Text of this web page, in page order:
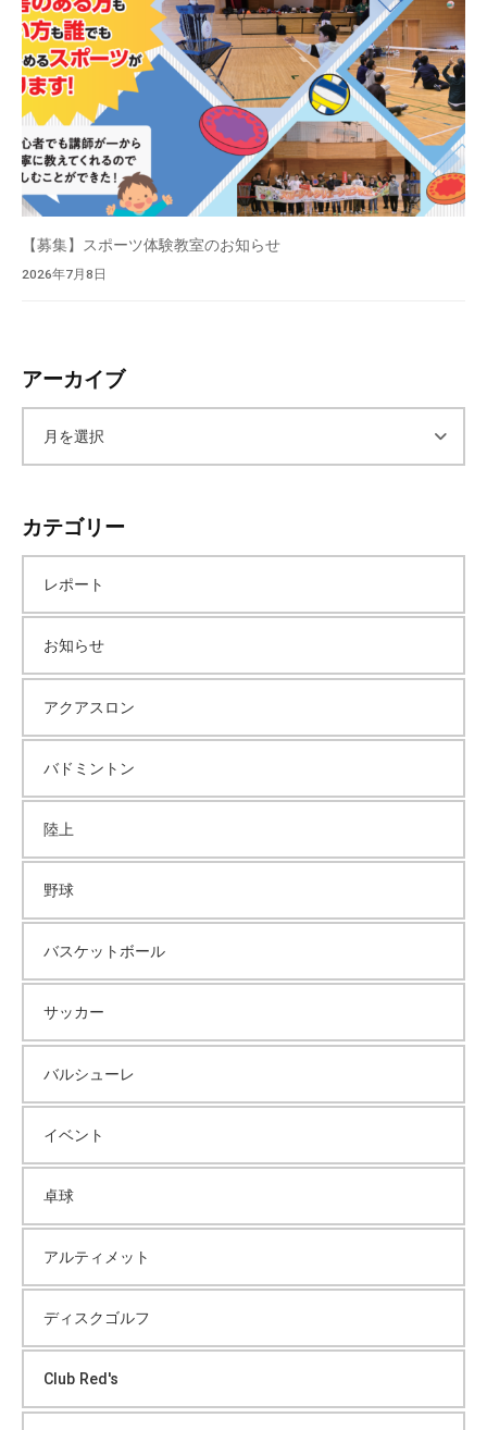
【募集】スポーツ体験教室のお知らせ
2026年7月8日
アーカイブ
カ
イ
ブ
カテゴリー
レポート
お知らせ
アクアスロン
バドミントン
陸上
野球
バスケットボール
サッカー
バルシューレ
イベント
卓球
アルティメット
ディスクゴルフ
Club Red's